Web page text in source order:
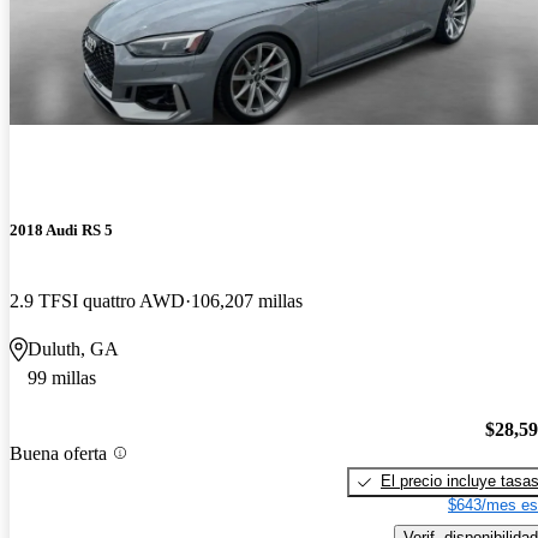
2018 Audi RS 5
2.9 TFSI quattro AWD 106,207 millas
Duluth, GA
99 millas
Buena oferta
El precio incluye tasas
$643/mes